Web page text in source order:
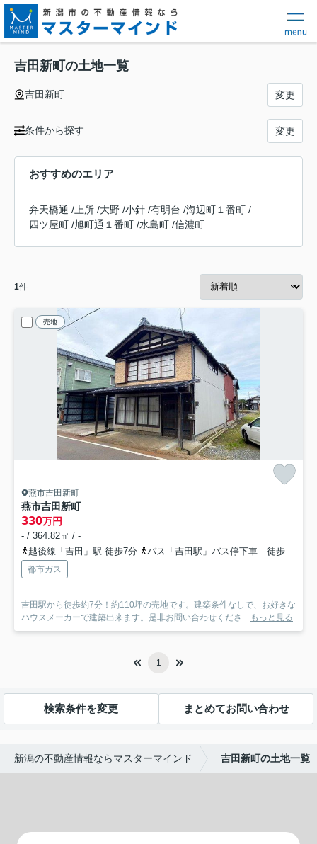
吉田新町の土地一覧
吉田新町 変更
条件から探す 変更
おすすめのエリア
弁天橋通 / 上所 /大野 /小針 /有明台 /海辺町１番町 /
四ツ屋町 /旭町通１番町 /水島町 /信濃町
1件
売地
燕市吉田新町
燕市吉田新町
330万円
- / 364.82㎡ / -
越後線「吉田」駅 徒歩7分
バス「吉田駅」バス停下車 徒歩7分
都市ガス
吉田駅から徒歩約7分！約110坪の売地です。建築条件なしで、お好きな
ハウスメーカーで建築出来ます。是非お問い合わせくださ...
もっと見る
1
検索条件を変更 まとめてお問い合わせ
新潟の不動産情報ならマスターマインド 吉田新町の土地一覧